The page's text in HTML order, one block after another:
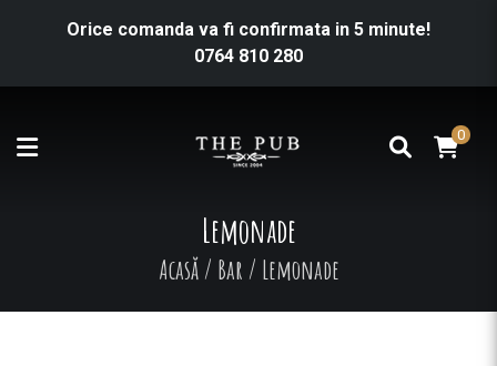
Orice comanda va fi confirmata in 5 minute!
0764 810 280
0
Lemonade
Acasă/ Bar / Lemonade